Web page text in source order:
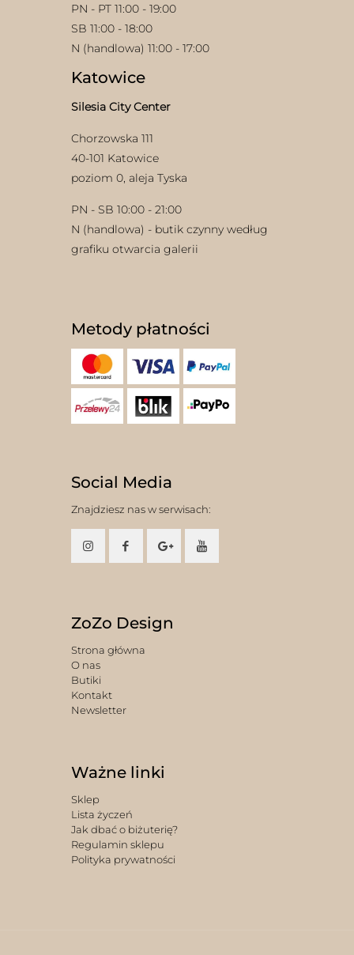
PN - PT 11:00 - 19:00
SB 11:00 - 18:00
N (handlowa) 11:00 - 17:00
Katowice
Silesia City Center
Chorzowska 111
40-101 Katowice
poziom 0, aleja Tyska
PN - SB 10:00 - 21:00
N (handlowa) - butik czynny według
grafiku otwarcia galerii
Metody płatności
Social Media
Znajdziesz nas w serwisach:
ZoZo Design
Strona główna
O nas
Butiki
Kontakt
Newsletter
Ważne linki
Sklep
Lista życzeń
Jak dbać o biżuterię?
Regulamin sklepu
Polityka prywatności